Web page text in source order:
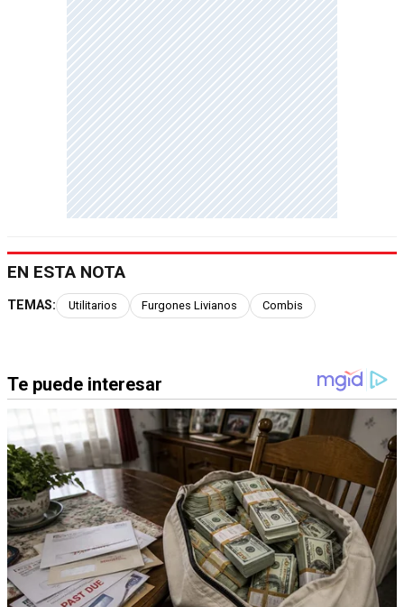
EN ESTA NOTA
TEMAS: Utilitarios Furgones Livianos Combis